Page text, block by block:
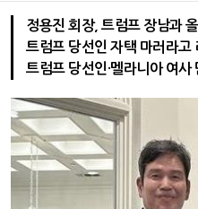
정용진 회장, 트럼프 장남과
트럼프 당선인 자택 마러라고
트럼프 당선인·멜라니아 여사